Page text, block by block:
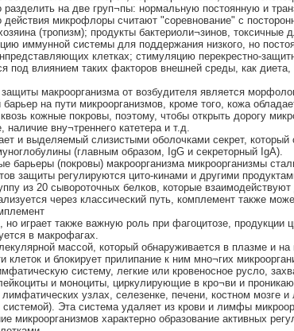
на две груп¬пы: нормальную постоянную и
микрофлоры считают "соревнование" с
(тропизм); продукты бактериоли¬зинов,
иммунной системы для поддержания низкого, но
клетках; стимуляцию перекрестно-
под влиянием таких факторов внешней среды, как
макроорганизма от возбудителя является
на пути микроорганизмов, кроме того, кожа
кожные покровы, поэтому, чтобы открыть дорогу
вну¬треннего катетера и т.д.
и выделяемый слизистыми оболочками секрет,
(главным образом, IgG и секреторный IgA).
барьеры (покровы) макроорганизма микроорганизмы
защиты регулируются цито-кинами и другими
из 20 сывороточных белков, которые
через классический путь, комплемент также
но играет также важную роль при фагоцитозе,
в макрофагах.
массой, который обнаруживается в плазме и
клеток и блокирует прилипание к ним мно¬гих
систему, легкие или кровеносное русло,
и моноциты, циркулирующие в кро¬ви и
узлах, селезенке, печени, костном мозге
системой). Эта система удаляет из крови и лимфы
микроорганизмов характерно образование активных